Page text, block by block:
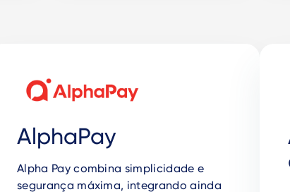
AlphaPay
Alpha Pay combina simplicidade e
segurança máxima, integrando ainda